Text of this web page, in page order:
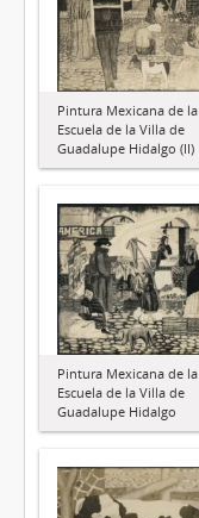
Pintura Mexicana de la
Escuela de la Villa de
Guadalupe Hidalgo (II)
Pintura Mexicana de la
Escuela de la Villa de
Guadalupe Hidalgo